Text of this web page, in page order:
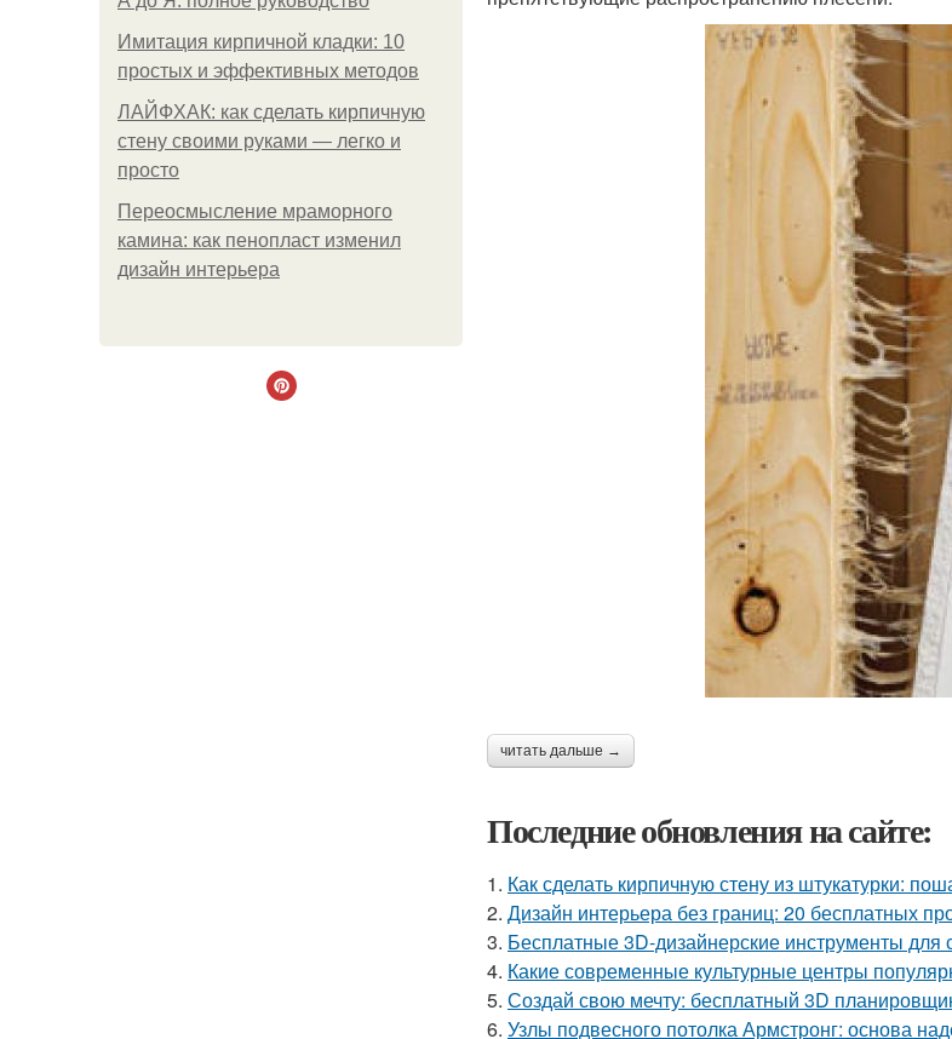
Имитация кирпичной кладки: 10
простых и эффективных методов
ЛАЙФХАК: как сделать кирпичную
стену своими руками — легко и
просто
Переосмысление мраморного
камина: как пенопласт изменил
дизайн интерьера
читать дальше →
Последние обновления на сайте:
1. Как сделать кирпичную стену из штукатурки:
2. Дизайн интерьера без границ: 20 бесплатных
3. Бесплатные 3D-дизайнерские инструменты
4. Какие современные культурные центры
5. Создай свою мечту: бесплатный 3D
6. Узлы подвесного потолка Армстронг: основа